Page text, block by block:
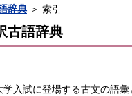
辞典 ＞ 索引
古語辞典
学入試に登場する古文の語